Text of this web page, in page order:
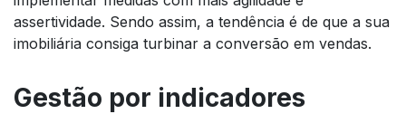
assertividade. Sendo assim, a tendência é de que a sua
imobiliária consiga turbinar a conversão em vendas.
Gestão por indicadores